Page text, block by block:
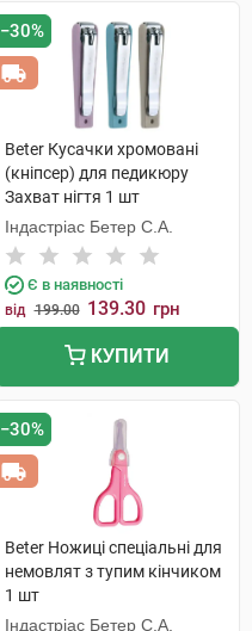
−30%
Beter Кусачки хромовані
(кніпсер) для педикюру
Захват нігтя 1 шт
Індастріас Бетер С.А.
Є в наявності
від 199.00 139.30 грн
КУПИТИ
−30%
Beter Ножиці спеціальні для
немовлят з тупим кінчиком
1 шт
Індастріас Бетер С.А.